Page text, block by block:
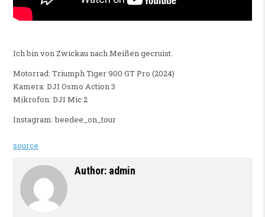
Ich bin von Zwickau nach Meißen gecruist.
Motorrad: Triumph Tiger 900 GT Pro (2024)
Kamera: DJI Osmo Action 3
Mikrofon: DJI Mic 2
Instagram: beedee_on_tour
source
Author: admin